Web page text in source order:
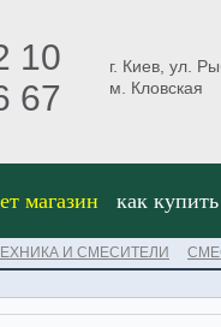
10
67
г. Киев, ул.
м. Кловская
магазин как купить
И СМЕСИТЕЛИ